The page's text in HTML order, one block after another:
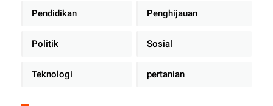
Pendidikan Penghijauan
Politik Sosial
Teknologi pertanian